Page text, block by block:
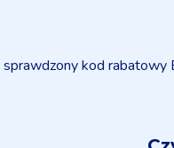
kod